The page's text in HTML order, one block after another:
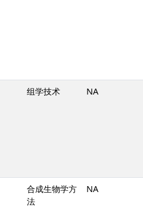
组学技术 NA
合成生物学方
法
NA